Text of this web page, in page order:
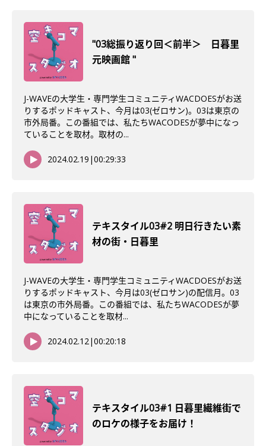
"03総振り返り回＜前半＞ 日暮里
元映画館 "
J-WAVEの大学生・専門学生コミュニティWACDOESがお送
りするポッドキャスト、今月は03(ゼロサン)。03は東京の
市外局番。この番組では、私たちWACODESが夢中になっ
ていることを取材。取材の...
2024.02.19 |00:29:33
テキスタイル03#2 明日行きたい素
材の街・日暮里
J-WAVEの大学生・専門学生コミュニティWACDOESがお送
りするポッドキャスト、今月は03(ゼロサン)の配信月。03
は東京の市外局番。この番組では、私たちWACODESが夢
中になっていることを取材...
2024.02.12|00:20:18
テキスタイル03#1 日暮里繊維街で
のロケの様子をお届け！